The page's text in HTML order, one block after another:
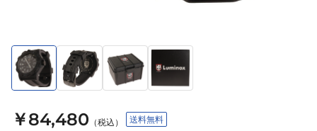
￥84,480 （税込） 送料無料